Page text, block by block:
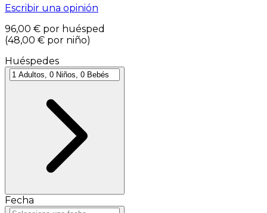
Escribir una opinión
96,00 € por huésped
(48,00 € por niño)
Huéspedes
Fecha